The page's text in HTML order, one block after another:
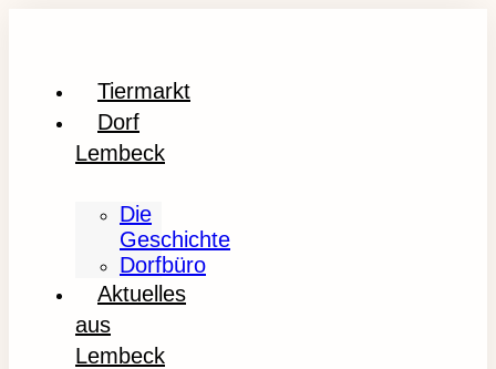
Tiermarkt
Dorf
Lembeck
Die
Geschichte
Dorfbüro
Aktuelles
aus
Lembeck